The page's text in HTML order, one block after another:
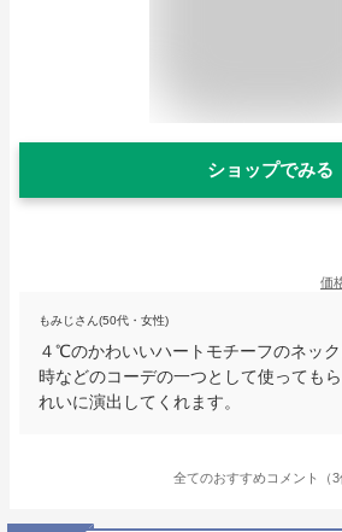
ショップでみる
価
もみじさん(50代・女性)
４℃のかわいいハートモチーフのネッ
時などのコーデの一つとして使っても
れいに演出してくれます。
全てのおすすめコメント（3